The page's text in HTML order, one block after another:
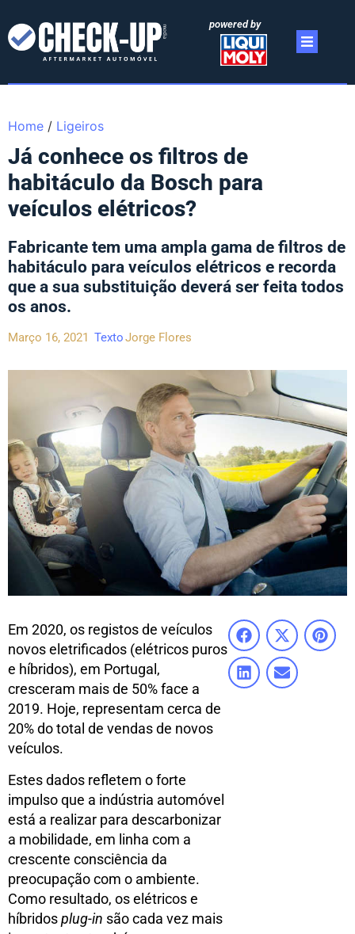
powered by
Home / Ligeiros
Já conhece os filtros de
habitáculo da Bosch para
veículos elétricos?
Fabricante tem uma ampla gama de filtros de
habitáculo para veículos elétricos e recorda
que a sua substituição deverá ser feita todos
os anos.
Março 16, 2021 TextoJorge Flores
Em 2020, os registos de veículos
novos eletrificados (elétricos puros
e híbridos), em Portugal,
cresceram mais de 50% face a
2019. Hoje, representam cerca de
20% do total de vendas de novos
veículos.
Estes dados refletem o forte
impulso que a indústria automóvel
está a realizar para descarbonizar
a mobilidade, em linha com a
crescente consciência da
preocupação com o ambiente.
Como resultado, os elétricos e
híbridosplug-in são cada vez mais